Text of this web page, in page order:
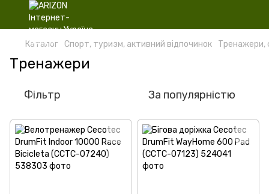
Каталог Спорт, туризм, активний відпочинок Тренажери,
Тренажери
Фільтр За популярністю